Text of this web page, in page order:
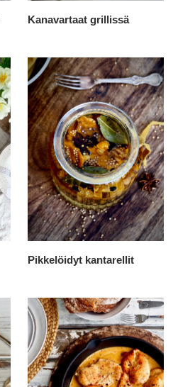
Kanavartaat grillissä
Pikkelöidyt kantarellit